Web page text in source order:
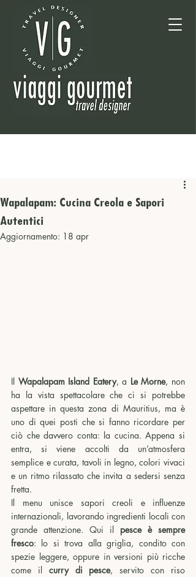
Wapalapam: Cucina Creola e Sapori
Autentici
Aggiornamento: 18 apr
Il Wapalapam Island Eatery, a Le Morne, non
ha la vista spettacolare che ci si potrebbe
aspettare in questa zona di Mauritius, ma è
uno di quei posti che si fanno ricordare per
ciò che davvero conta: la cucina. Appena si
entra, si viene accolti da un’atmosfera
semplice e curata, tavoli in legno, colori vivaci
e un ritmo rilassato che invita a sedersi senza
fretta.
Il menu unisce sapori creoli e influenze
internazionali, lavorando ingredienti locali con
grande attenzione. Qui il pesce è sempre
fresco: lo si trova alla griglia, condito con
spezie leggere, oppure in versioni più ricche
come il curry di pesce, servito con riso